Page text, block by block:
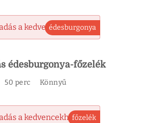
a kedvencekhez
édesburgonya
édesburgonya-főzelék
50 perc Könnyű
a kedvencekhezfőzelék